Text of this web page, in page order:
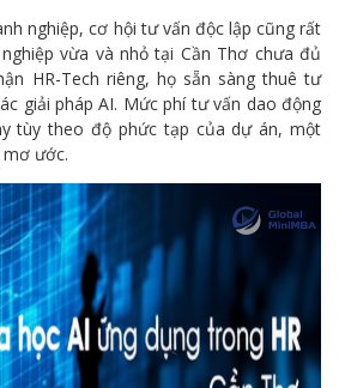
nghiệp, cơ hội tư vấn độc lập cũng rất
vừa và nhỏ tại Cần Thơ chưa đủ
HR-Tech riêng, họ sẵn sàng thuê tư
giải pháp AI. Mức phí tư vấn dao động
tùy theo độ phức tạp của dự án, một
ước.